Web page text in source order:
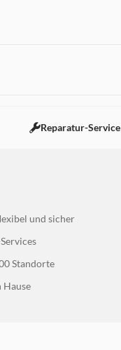
Reparatur-Service
und sicher
Standorte
Hause